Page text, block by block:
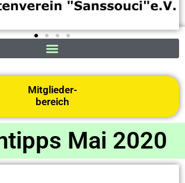
Mitglieder-
bereich
Mai 2020